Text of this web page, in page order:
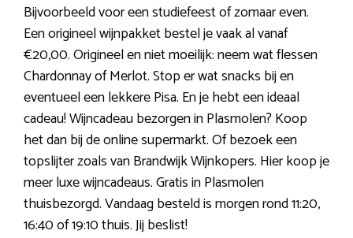
Bijvoorbeeld voor een studiefeest of zomaar even.
Een origineel wijnpakket bestel je vaak al vanaf
€20,00. Origineel en niet moeilijk: neem wat flessen
Chardonnay of Merlot. Stop er wat snacks bij en
eventueel een lekkere Pisa. En je hebt een ideaal
cadeau! Wijncadeau bezorgen in Plasmolen? Koop
het dan bij de online supermarkt. Of bezoek een
topslijter zoals van Brandwijk Wijnkopers. Hier koop je
meer luxe wijncadeaus. Gratis in Plasmolen
thuisbezorgd. Vandaag besteld is morgen rond 11:20,
16:40 of 19:10 thuis. Jij beslist!